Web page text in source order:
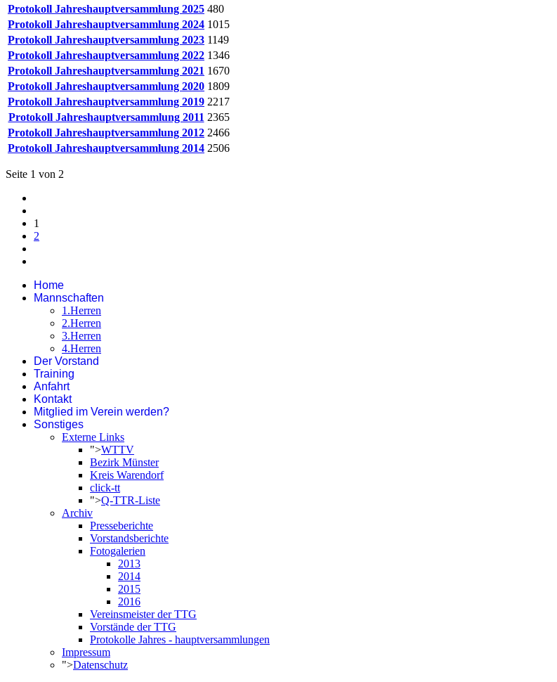
Protokoll Jahreshauptversammlung 2025 480
Protokoll Jahreshauptversammlung 2024 1015
Protokoll Jahreshauptversammlung 2023 1149
Protokoll Jahreshauptversammlung 2022 1346
Protokoll Jahreshauptversammlung 2021 1670
Protokoll Jahreshauptversammlung 2020 1809
Protokoll Jahreshauptversammlung 2019 2217
Protokoll Jahreshauptversammlung 2011 2365
Protokoll Jahreshauptversammlung 2012 2466
Protokoll Jahreshauptversammlung 2014 2506
Seite 1 von 2
1
2
Home
Mannschaften
1.Herren
2.Herren
3.Herren
4.Herren
Der Vorstand
Training
Anfahrt
Kontakt
Mitglied im Verein werden?
Sonstiges
Externe Links
">WTTV
Bezirk Münster
Kreis Warendorf
click-tt
">Q-TTR-Liste
Archiv
Presseberichte
Vorstandsberichte
Fotogalerien
2013
2014
2015
2016
Vereinsmeister der TTG
Vorstände der TTG
Protokolle Jahres - hauptversammlungen
Impressum
">Datenschutz